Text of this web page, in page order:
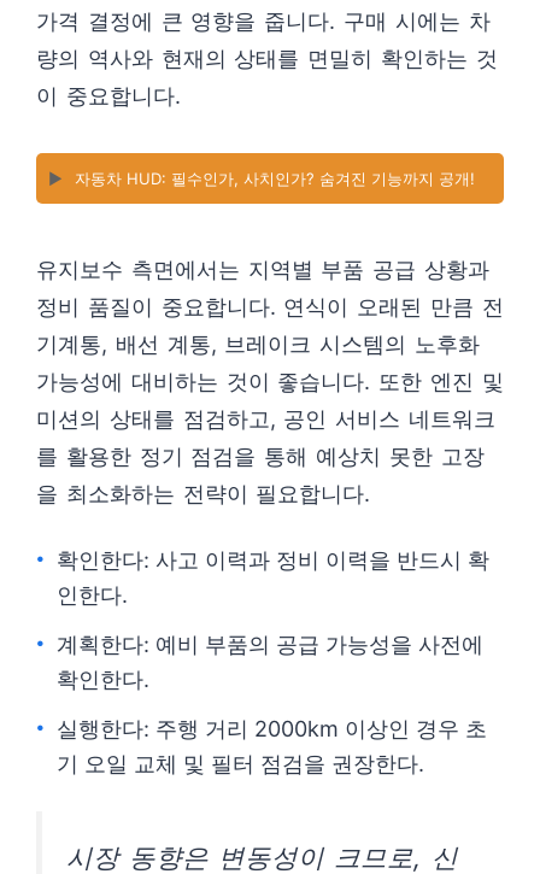
가격 결정에 큰 영향을 줍니다. 구매 시에는 차
량의 역사와 현재의 상태를 면밀히 확인하는 것
이 중요합니다.
▶️ 자동차 HUD: 필수인가, 사치인가? 숨겨진 기능까지 공개!
유지보수 측면에서는 지역별 부품 공급 상황과
정비 품질이 중요합니다. 연식이 오래된 만큼 전
기계통, 배선 계통, 브레이크 시스템의 노후화
가능성에 대비하는 것이 좋습니다. 또한 엔진 및
미션의 상태를 점검하고, 공인 서비스 네트워크
를 활용한 정기 점검을 통해 예상치 못한 고장
을 최소화하는 전략이 필요합니다.
확인한다: 사고 이력과 정비 이력을 반드시 확
인한다.
계획한다: 예비 부품의 공급 가능성을 사전에
확인한다.
실행한다: 주행 거리 2000km 이상인 경우 초
기 오일 교체 및 필터 점검을 권장한다.
시장 동향은 변동성이 크므로, 신